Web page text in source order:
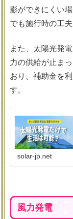
影ができにくい
でも施行時の工
また、太陽光発
力の供給が止ま
おり、補助金を
す。
solar-jp.net
風力発電